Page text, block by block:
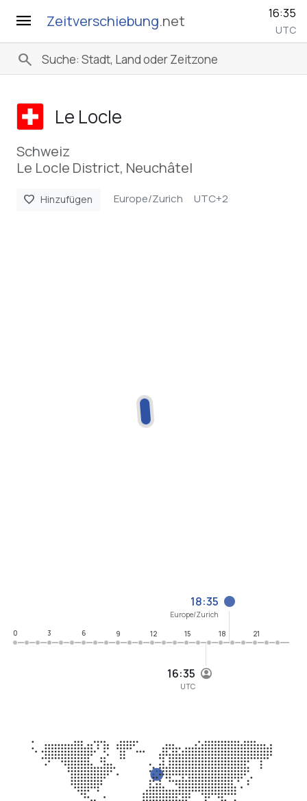
menu Zeitverschiebung.net 16:35
UTC
search
Le Locle
Schweiz
Le Locle District, Neuchâtel
favorite Hinzufügen Europe/Zurich UTC+2
16:35
UTC
18:35
Europe/Zurich
0
3 6 9 12 15 18 21